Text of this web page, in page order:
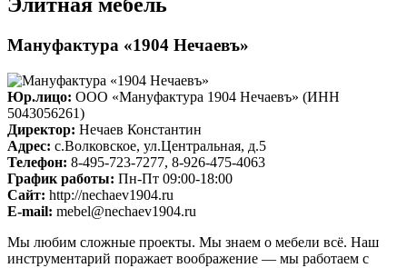
Элитная мебель
Мануфактура «1904 Нечаевъ»
Юр.лицо: ООО «Мануфактура 1904 Нечаевъ» (ИНН
5043056261)
Директор: Нечаев Константин
Адрес: с.Волковское, ул.Центральная, д.5
Телефон: 8-495-723-7277, 8-926-475-4063
График работы: Пн-Пт 09:00-18:00
Cайт: http://nechaev1904.ru
E-mail: mebel@nechaev1904.ru
Мы любим сложные проекты. Мы знаем о мебели всё. Наш
инструментарий поражает воображение — мы работаем с